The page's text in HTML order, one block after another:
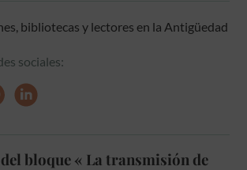
bibliotecas y lectores en la Antigüedad
sociales:
bloque « La transmisión de